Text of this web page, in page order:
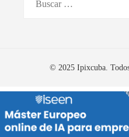
© 2025 Ipixcuba. Todos